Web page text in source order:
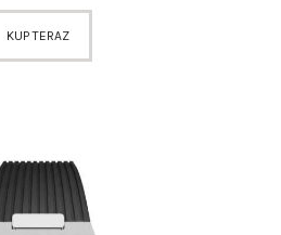
KUP TERAZ